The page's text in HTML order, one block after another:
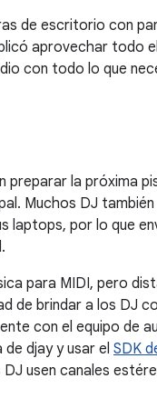
de escritorio con
aprovechar todo
con todo lo que
preparar la próxima
Muchos DJ
laptops, por lo que
para MIDI, pero
de brindar a los DJ
con el equipo de
djay y usar el SDK
usen canales